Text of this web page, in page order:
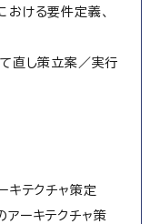
ける要件定義、
直し策立案／実行
キテクチャ策定
ーキテクチャ策